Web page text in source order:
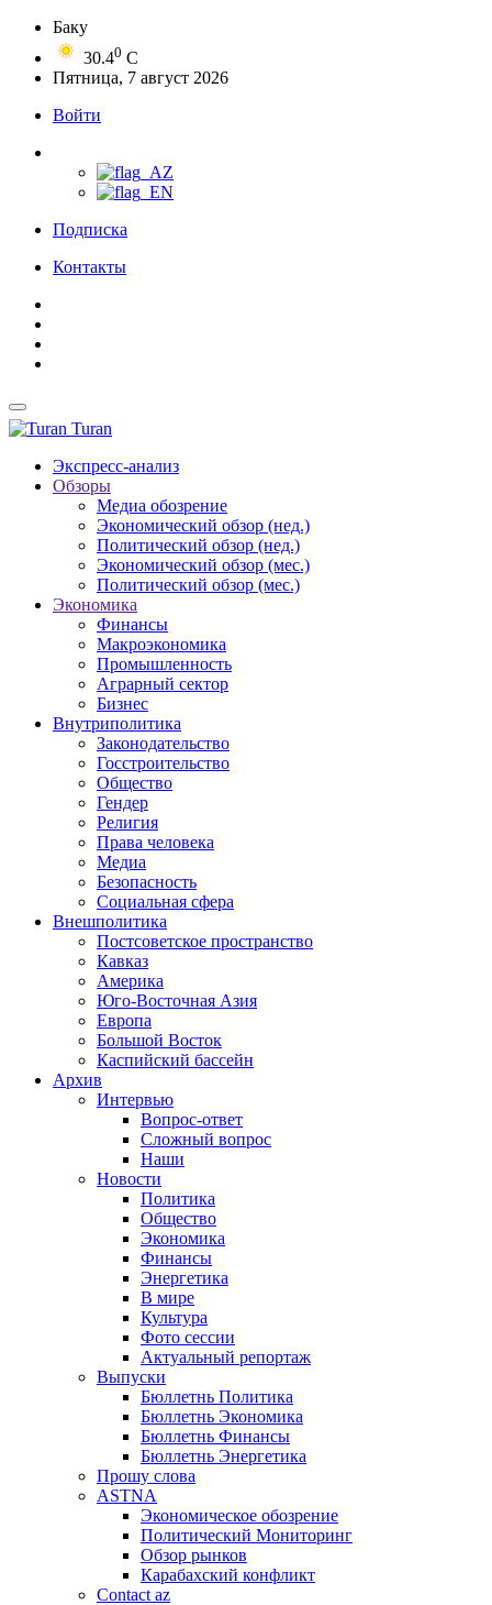
Баку
30.40 C
Пятница, 7 август 2026
Войти
Подписка
Контакты
Turan
Экспресс-анализ
Обзоры
Медиа обозрение
Экономический обзор (нед.)
Политический обзор (нед.)
Экономический обзор (мес.)
Политический обзор (мес.)
Экономика
Финансы
Макроэкономика
Промышленность
Аграрный сектор
Бизнес
Внутриполитика
Законодательство
Госстроительство
Общество
Гендер
Религия
Права человека
Медиа
Безопасность
Социальная сфера
Внешполитика
Постсоветское пространство
Кавказ
Америка
Юго-Восточная Азия
Европа
Большой Восток
Каспийский бассейн
Архив
Интервью
Вопрос-ответ
Сложный вопрос
Наши
Новости
Политика
Общество
Экономика
Финансы
Энергетика
В мире
Культура
Фото сессии
Актуальный репортаж
Выпуски
Бюллетнь Политика
Бюллетнь Экономика
Бюллетнь Финансы
Бюллетнь Энергетика
Прошу слова
ASTNA
Экономическое обозрение
Политический Мониторинг
Обзор рынков
Карабахский конфликт
Contact az